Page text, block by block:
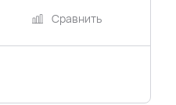
Сравнить